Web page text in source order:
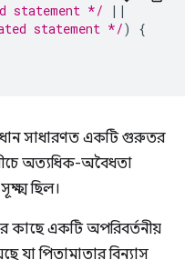
statement */
||
statement */)
{
সাধারণত একটি গুরুতর
অত্যধিক-অবৈধতা
ছিল।
কাছে একটি অপরিবর্তনীয়
যা পিতামাতার বিন্যাস